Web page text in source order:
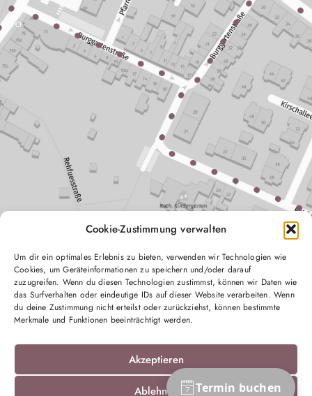
Cookie-Zustimmung verwalten
Um dir ein optimales Erlebnis zu bieten, verwenden wir Technologien wie
Cookies, um Geräteinformationen zu speichern und/oder darauf
zuzugreifen. Wenn du diesen Technologien zustimmst, können wir Daten wie
das Surfverhalten oder eindeutige IDs auf dieser Website verarbeiten. Wenn
du deine Zustimmung nicht erteilst oder zurückziehst, können bestimmte
Merkmale und Funktionen beeinträchtigt werden.
Akzeptieren
Ablehnen